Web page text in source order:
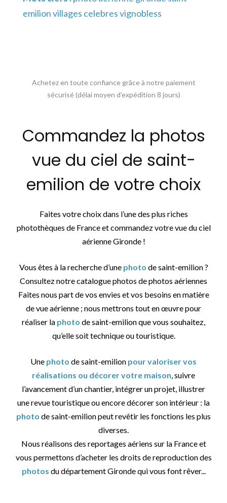
emilion villages celebres vignobless
Achetez en toute confiance grâce à notre paiement
sécurisé (délai moyen d’expédition 8 jours)
Commandez la photos
vue du ciel de saint-
emilion de votre choix
Faites votre choix dans l’une des plus riches
photothèques de France et commandez votre vue du ciel
aérienne Gironde !
Vous êtes à la recherche d’une photo de saint-emilion ?
Consultez notre catalogue photos de photos aériennes
Faites nous part de vos envies et vos besoins en matière
de vue aérienne ; nous mettrons tout en œuvre pour
réaliser la photo de saint-emilion que vous souhaitez,
qu’elle soit technique ou touristique.
Une photo de saint-emilion pour valoriser vos
réalisations ou décorer votre maison, suivre
l’avancement d’un chantier, intégrer un projet, illustrer
une revue touristique ou encore décorer son intérieur : la
photo de saint-emilion peut revêtir les fonctions les plus
diverses.
Nous réalisons des reportages aériens sur la France et
vous permettons d’acheter les droits de reproduction des
photos du département Gironde qui vous font rêver...